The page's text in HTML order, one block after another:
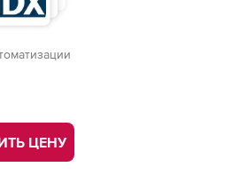
ЦЕНУ